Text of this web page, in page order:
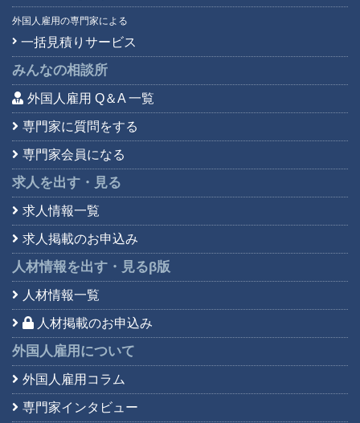
外国人雇用の専門家による
一括見積りサービス
みんなの相談所
外国人雇用 Q＆A 一覧
専門家に質問をする
専門家会員になる
求人を出す・見る
求人情報一覧
求人掲載のお申込み
人材情報を出す・見るβ版
人材情報一覧
人材掲載のお申込み
外国人雇用について
外国人雇用コラム
専門家インタビュー